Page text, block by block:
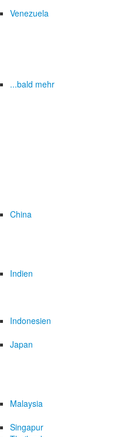
Venezuela
...bald mehr
China
Indien
Indonesien
Japan
Malaysia
Singapur